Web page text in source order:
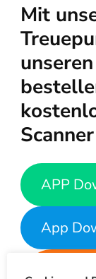
Mit
APP
App